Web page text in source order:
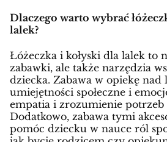
Dlaczego warto wybrać
lalek?
Łóżeczka i kołyski dla lalek to
zabawki, ale także narzędzia
dziecka. Zabawa w opiekę nad
umiejętności społeczne i
empatia i zrozumienie potrzeb
Dodatkowo, zabawa tymi
pomóc dziecku w nauce ról